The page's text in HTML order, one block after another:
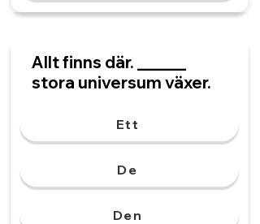
Allt finns där. ______
stora universum växer.
Ett
De
Den